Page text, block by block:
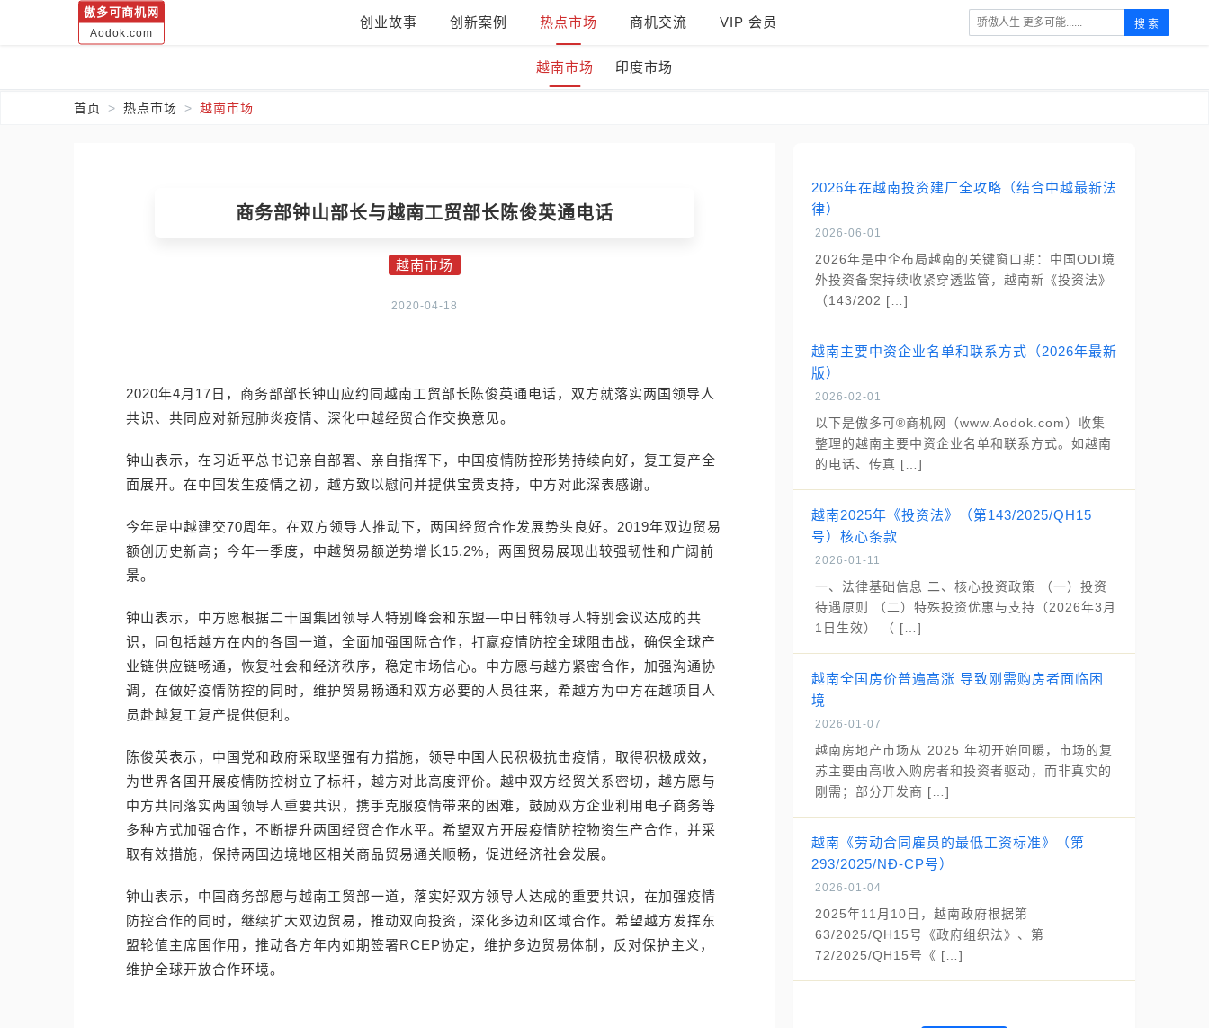
傲多可商机网
Aodok.com
创业故事 创新案例 热点市场 商机交流 VIP 会员 搜 索
越南市场 印度市场
首页 热点市场 越南市场
商务部钟山部长与越南工贸部长陈俊英通电话
越南市场
2020-04-18
2020年4月17日，商务部部长钟山应约同越南工贸部长陈俊英通电话，双方就落实两国领导人
共识、共同应对新冠肺炎疫情、深化中越经贸合作交换意见。
钟山表示，在习近平总书记亲自部署、亲自指挥下，中国疫情防控形势持续向好，复工复产全
面展开。在中国发生疫情之初，越方致以慰问并提供宝贵支持，中方对此深表感谢。
今年是中越建交70周年。在双方领导人推动下，两国经贸合作发展势头良好。2019年双边贸易
额创历史新高；今年一季度，中越贸易额逆势增长15.2%，两国贸易展现出较强韧性和广阔前
景。
钟山表示，中方愿根据二十国集团领导人特别峰会和东盟—中日韩领导人特别会议达成的共
识，同包括越方在内的各国一道，全面加强国际合作，打赢疫情防控全球阻击战，确保全球产
业链供应链畅通，恢复社会和经济秩序，稳定市场信心。中方愿与越方紧密合作，加强沟通协
调，在做好疫情防控的同时，维护贸易畅通和双方必要的人员往来，希越方为中方在越项目人
员赴越复工复产提供便利。
陈俊英表示，中国党和政府采取坚强有力措施，领导中国人民积极抗击疫情，取得积极成效，
为世界各国开展疫情防控树立了标杆，越方对此高度评价。越中双方经贸关系密切，越方愿与
中方共同落实两国领导人重要共识，携手克服疫情带来的困难，鼓励双方企业利用电子商务等
多种方式加强合作，不断提升两国经贸合作水平。希望双方开展疫情防控物资生产合作，并采
取有效措施，保持两国边境地区相关商品贸易通关顺畅，促进经济社会发展。
钟山表示，中国商务部愿与越南工贸部一道，落实好双方领导人达成的重要共识，在加强疫情
防控合作的同时，继续扩大双边贸易，推动双向投资，深化多边和区域合作。希望越方发挥东
盟轮值主席国作用，推动各方年内如期签署RCEP协定，维护多边贸易体制，反对保护主义，
维护全球开放合作环境。
2026年在越南投资建厂全攻略（结合中越最新法
律）
2026-06-01
2026年是中企布局越南的关键窗口期：中国ODI境
外投资备案持续收紧穿透监管，越南新《投资法》
（143/202 […]
越南主要中资企业名单和联系方式（2026年最新
版）
2026-02-01
以下是傲多可®商机网（www.Aodok.com）收集
整理的越南主要中资企业名单和联系方式。如越南
的电话、传真 […]
越南2025年《投资法》（第143/2025/QH15
号）核心条款
2026-01-11
一、法律基础信息 二、核心投资政策 （一）投资
待遇原则 （二）特殊投资优惠与支持（2026年3月
1日生效） （ […]
越南全国房价普遍高涨 导致刚需购房者面临困
境
2026-01-07
越南房地产市场从 2025 年初开始回暖，市场的复
苏主要由高收入购房者和投资者驱动，而非真实的
刚需；部分开发商 […]
越南《劳动合同雇员的最低工资标准》（第
293/2025/NĐ-CP号）
2026-01-04
2025年11月10日，越南政府根据第
63/2025/QH15号《政府组织法》、第
72/2025/QH15号《 […]